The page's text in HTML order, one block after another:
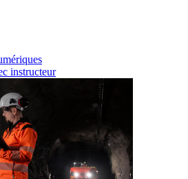
instructeur